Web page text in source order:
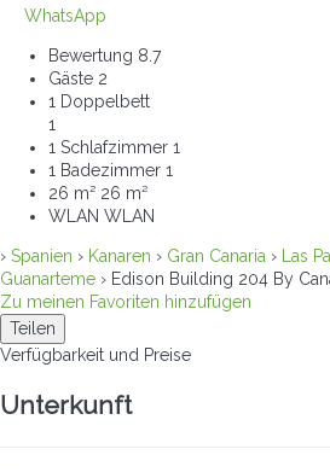
WhatsApp
Bewertung 8.7
Gäste 2
1 Doppelbett
1
1 Schlafzimmer 1
1 Badezimmer 1
26 m² 26 m²
WLAN WLAN
› Spanien › Kanaren › Gran Canaria › Las
Guanarteme › Edison Building 204 By
Zu meinen Favoriten hinzufügen
Teilen
Verfügbarkeit und Preise
Unterkunft